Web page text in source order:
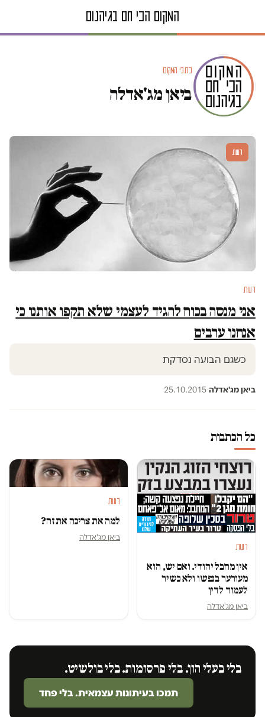
כתבי המקום
ביאן מג'אדלה
דעות
דעות
אני מנסה בכוח להגיד לעצמי שלא תקפו אותנו כי
אנחנו ערבים
כשגם הבועה נסדקת
ביאן מג'אדלה·
25.10.2015
כל הכתבות
דעות
אין מחבל יהודי. ואם יש, הוא
מעורער בנפשו ולא כשיר
לעמוד לדין
ביאן מג'אדלה
דעות
למה את צריכה את זה?
ביאן מג'אדלה
בלי בעלי הון. בלי פרסומות. בלי בולשיט.
תמכו בעיתונות עצמאית. בלי פחד